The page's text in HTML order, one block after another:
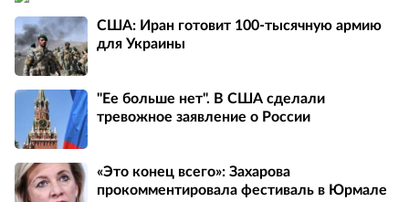
США: Иран готовит 100-тысячную армию
для Украины
"Ее больше нет". В США сделали
тревожное заявление о России
«Это конец всего»: Захарова
прокомментировала фестиваль в Юрмале